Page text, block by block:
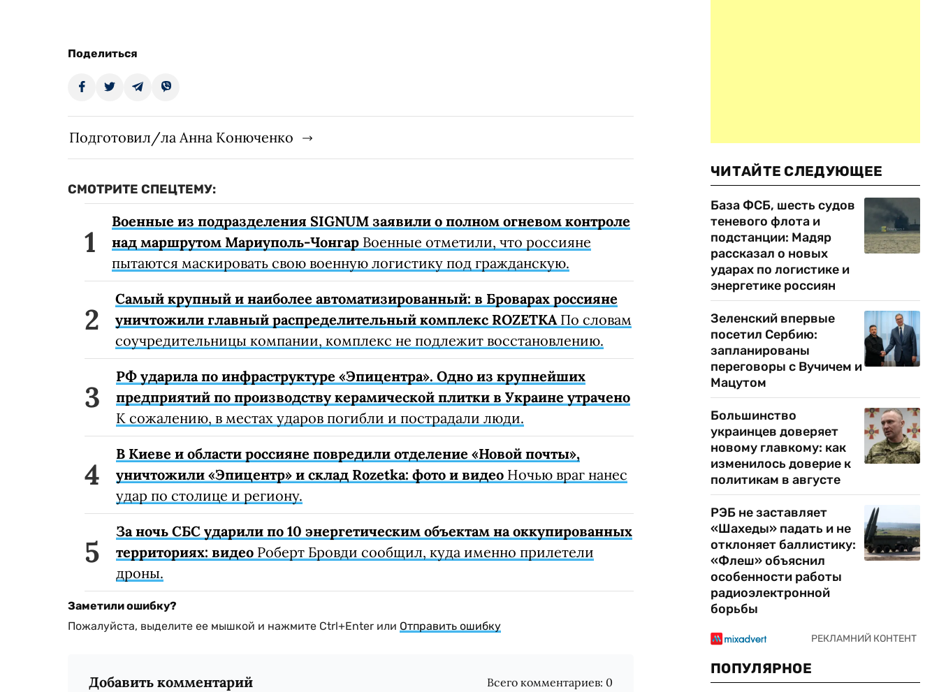
Поделиться
Подготовил/ла Анна Конюченко
СМОТРИТЕ СПЕЦТЕМУ:
Военные из подразделения SIGNUM заявили о полном огневом контроле
над маршрутом Мариуполь-Чонгар Военные отметили, что россияне
пытаются маскировать свою военную логистику под гражданскую.
Самый крупный и наиболее автоматизированный: в Броварах россияне
уничтожили главный распределительный комплекс ROZETKAПо словам
соучредительницы компании, комплекс не подлежит восстановлению.
РФ ударила по инфраструктуре «Эпицентра». Одно из крупнейших
предприятий по производству керамической плитки в Украине утрачено
К сожалению, в местах ударов погибли и пострадали люди.
В Киеве и области россияне повредили отделение «Новой почты»,
уничтожили «Эпицентр» и склад Rozetka: фото и видео Ночью враг нанес
удар по столице и региону.
За ночь СБС ударили по 10 энергетическим объектам на оккупированных
территориях: видео Роберт Бровди сообщил, куда именно прилетели
дроны.
Заметили ошибку?
Пожалуйста, выделите ее мышкой и нажмите Ctrl+Enter или Отправить ошибку
Добавить комментарий Всего комментариев: 0
ЧИТАЙТЕ СЛЕДУЮЩЕЕ
База ФСБ, шесть судов
теневого флота и
подстанции: Мадяр
рассказал о новых
ударах по логистике и
энергетике россиян
Зеленский впервые
посетил Сербию:
запланированы
переговоры с Вучичем и
Мацутом
Большинство
украинцев доверяет
новому главкому: как
изменилось доверие к
политикам в августе
РЭБ не заставляет
«Шахеды» падать и не
отклоняет баллистику:
«Флеш» объяснил
особенности работы
радиоэлектронной
борьбы
ПОПУЛЯРНОЕ